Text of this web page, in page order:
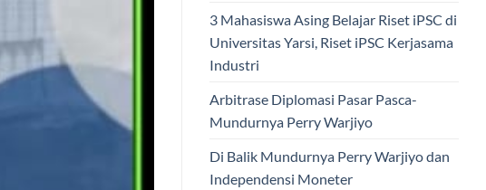
3 Mahasiswa Asing Belajar Riset iPSC di
Universitas Yarsi, Riset iPSC Kerjasama
Industri
Arbitrase Diplomasi Pasar Pasca-
Mundurnya Perry Warjiyo
Di Balik Mundurnya Perry Warjiyo dan
Independensi Moneter